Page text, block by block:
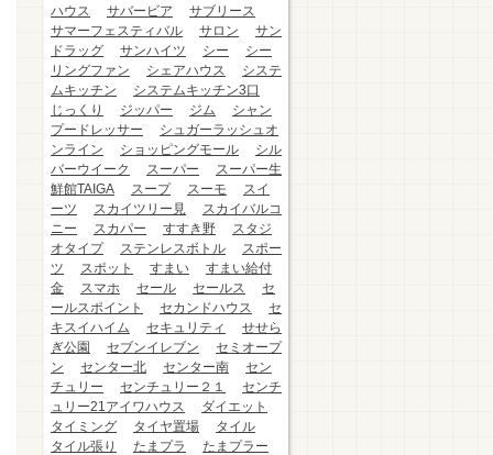
ハウス
サバービア
サブリース
サマーフェスティバル
サロン
サン
ドラッグ
サンハイツ シー
シー
リングファン
シェアハウス
システ
ムキッチン
システムキッチン3口
じっくり
ジッパー ジム
シャン
プードレッサー
シュガーラッシュオ
ンライン
ショッピングモール
シル
バーウイーク
スーパー
スーパー生
鮮館TAIGA
スープ スーモ
スイ
ーツ
スカイツリー見
スカイバルコ
ニー
スカパー すすき野
スタジ
オタイプ
ステンレスボトル
スポー
ツ
スポット すまい
すまい給付
金
スマホ セール セールス
セ
ールスポイント
セカンドハウス
セ
キスイハイム
セキュリティ
せせら
ぎ公園
セブンイレブン
セミオープ
ン
センター北 センター南
セン
チュリー
センチュリー２１
センチ
ュリー21アイワハウス
ダイエット
タイミング
タイヤ置場
タイル
タイル張り
たまプラ
たまプラー